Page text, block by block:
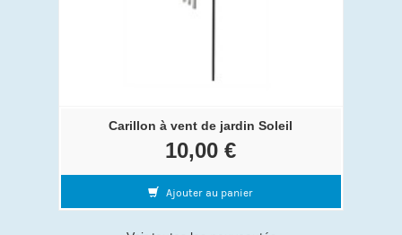
Carillon à vent de jardin Soleil
10,00 €
Ajouter au panier